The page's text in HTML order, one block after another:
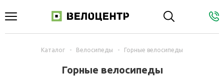
Каталог - Велосипеды - Горные велосипеды
Горные велосипеды